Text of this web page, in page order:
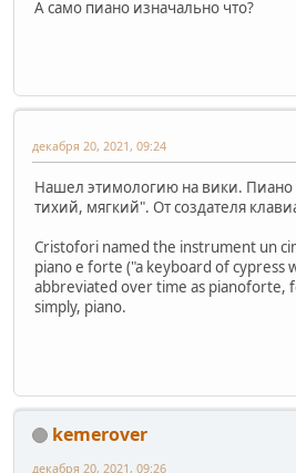
А само пиано изначально что?
декабря 20, 2021, 09:24
Нашел этимологию на вики.
тихий, мягкий". От создателя
Cristofori named the instrument un
piano e forte ("a keyboard of cypress
abbreviated over time as pianoforte,
simply, piano.
kemerover
декабря 20, 2021, 09:26